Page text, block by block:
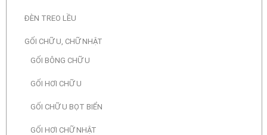
ĐÈN TREO LỀU
GỐI CHỮ U, CHỮ NHẬT
GỐI BÔNG CHỮ U
GỐI HƠI CHỮ U
GỐI CHỮ U BỌT BIỂN
GỐI HƠI CHỮ NHẬT